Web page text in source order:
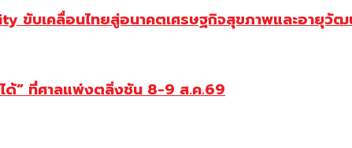
ขับเคลื่อนไทยสู่อนาคตเศรษฐกิจสุขภาพและอายุวั
ได้” ที่ศาลแพ่งตลิ่งชัน 8-9 ส.ค.69